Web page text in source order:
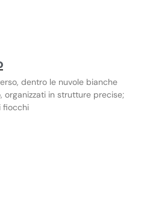
dentro le nuvole bianche
in strutture precise;
fiocchi